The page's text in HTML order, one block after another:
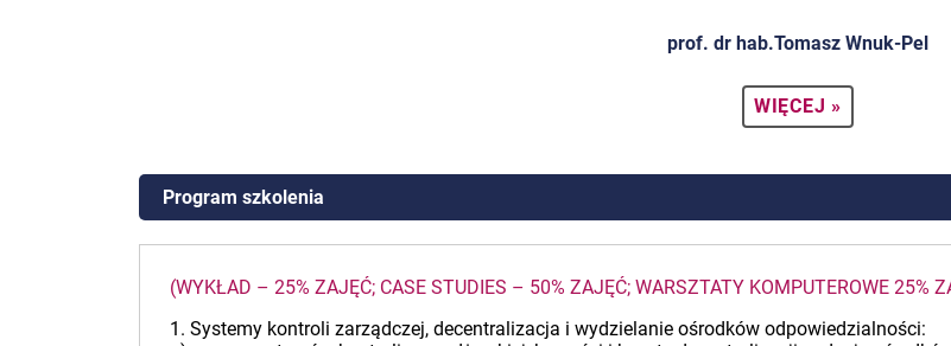
prof. dr hab.Tomasz Wnuk-Pel
WIĘCEJ »
Program szkolenia
(WYKŁAD – 25% ZAJĘĆ; CASE STUDIES – 50% ZAJĘĆ; WARSZTATY KOMPUTEROWE 25%
1. Systemy kontroli zarządczej, decentralizacja i wydzielanie ośrodków odpowiedzialności: